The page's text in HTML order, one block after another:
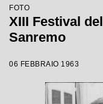
FOTO
XIII Festival
Sanremo
06 FEBBRAIO 1963